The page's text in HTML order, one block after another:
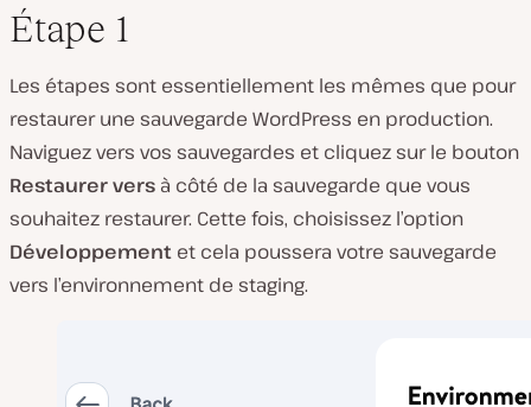
Étape 1
Les étapes sont essentiellement les mêmes que pour
restaurer une sauvegarde WordPress en production.
Naviguez vers vos sauvegardes et cliquez sur le bouton
Restaurer vers à côté de la sauvegarde que vous
souhaitez restaurer. Cette fois, choisissez l’option
Développement et cela poussera votre sauvegarde
vers l’environnement de staging.